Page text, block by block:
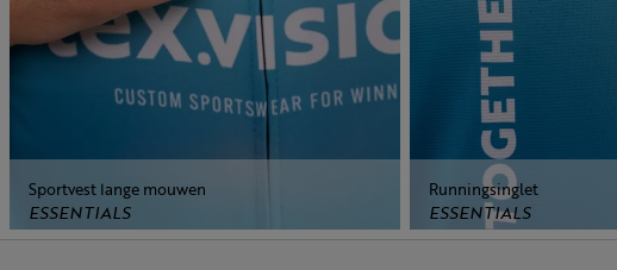
Sportvest lange mouwen
ESSENTIALS
Runningsinglet
ESSENTIALS